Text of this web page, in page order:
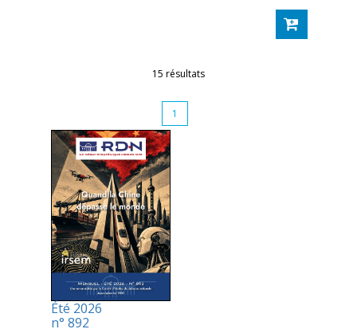
15 résultats
1
Été 2026
n° 892